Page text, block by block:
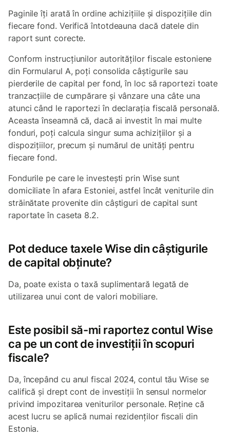
Paginile îți arată în ordine achizițiile și dispozițiile din
fiecare fond. Verifică întotdeauna dacă datele din
raport sunt corecte.
Conform instrucțiunilor autorităților fiscale estoniene
din Formularul A, poți consolida câștigurile sau
pierderile de capital per fond, în loc să raportezi toate
tranzacțiile de cumpărare și vânzare una câte una
atunci când le raportezi în declarația fiscală personală.
Aceasta înseamnă că, dacă ai investit în mai multe
fonduri, poți calcula singur suma achizițiilor și a
dispozițiilor, precum și numărul de unități pentru
fiecare fond.
Fondurile pe care le investești prin Wise sunt
domiciliate în afara Estoniei, astfel încât veniturile din
străinătate provenite din câștiguri de capital sunt
raportate în caseta 8.2.
Pot deduce taxele Wise din câștigurile
de capital obținute?
Da, poate exista o taxă suplimentară legată de
utilizarea unui cont de valori mobiliare.
Este posibil să-mi raportez contul Wise
ca pe un cont de investiții în scopuri
fiscale?
Da, începând cu anul fiscal 2024, contul tău Wise se
califică și drept cont de investiții în sensul normelor
privind impozitarea veniturilor personale. Reține că
acest lucru se aplică numai rezidenților fiscali din
Estonia.